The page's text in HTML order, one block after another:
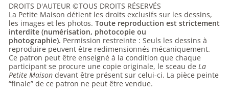
DROITS D'AUTEUR ©TOUS DROITS RÉSERVÉS
La Petite Maison détient les droits exclusifs sur les dessins,
les images et les photos. Toute reproduction est strictement
interdite (numérisation, photocopie ou
photographie). Permission restreinte : Seuls les dessins à
reproduire peuvent être redimensionnés mécaniquement.
Ce patron peut être enseigné à la condition que chaque
participant se procure une copie originale, le sceau de La
Petite Maison devant être présent sur celui-ci. La pièce peinte
“finale” de ce patron ne peut être vendue.